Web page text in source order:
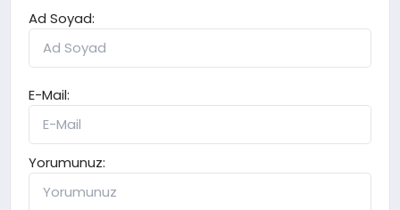
Ad Soyad:
E-Mail:
Yorumunuz: